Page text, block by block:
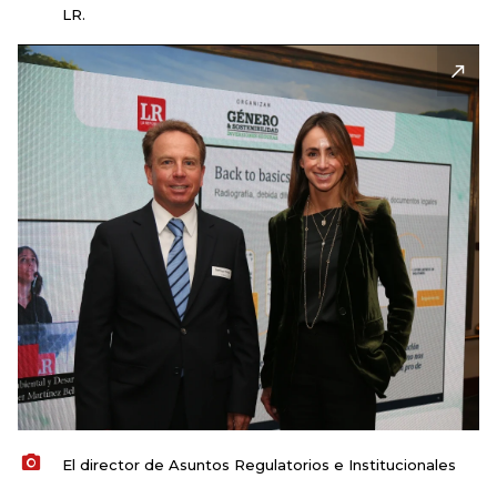
LR.
El director de Asuntos Regulatorios e Institucionales